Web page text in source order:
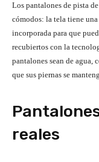
Los pantalones de pista
cómodos: la tela tiene
incorporada para que
recubiertos con la
pantalones sean de agua,
que sus piernas se
reales